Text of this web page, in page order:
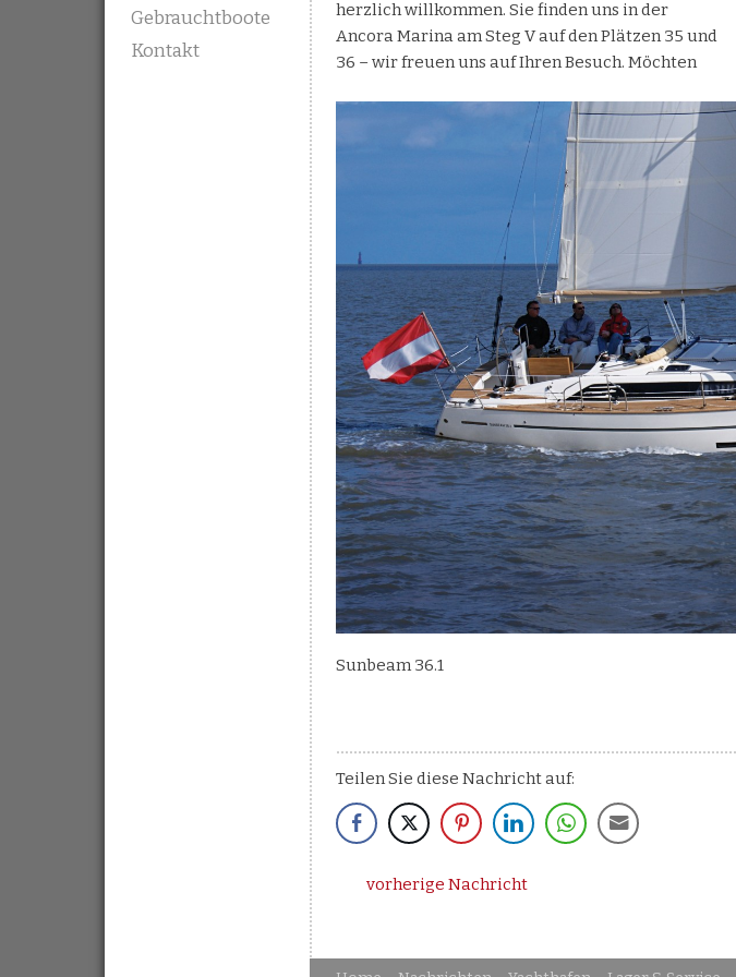
Gebrauchtboote
Kontakt
herzlich willkommen. Sie finden uns in der
Ancora Marina am Steg V auf den Plätzen 35 und
36 – wir freuen uns auf Ihren Besuch. Möchten
Sunbeam 36.1
Teilen Sie diese Nachricht auf:
vorherige Nachricht